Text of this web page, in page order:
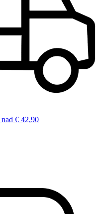
nad € 42,90